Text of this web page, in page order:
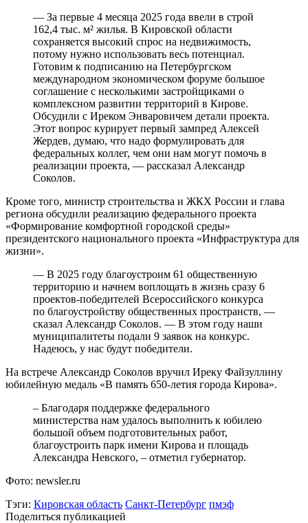
— За первые 4 месяца 2025 года ввели в строй
162,4 тыс. м² жилья. В Кировской области
сохраняется высокий спрос на недвижимость,
потому нужно использовать весь потенциал.
Готовим к подписанию на Петербургском
международном экономическом форуме большое
соглашение с несколькими застройщиками о
комплексном развитии территорий в Кирове.
Обсудили с Иреком Энваровичем детали проекта.
Этот вопрос курирует первый зампред Алексей
Жердев, думаю, что надо формулировать для
федеральных коллег, чем они нам могут помочь в
реализации проекта, — рассказал Александр
Соколов.
Кроме того, министр строительства и ЖКХ России и глава
региона обсудили реализацию федерального проекта
«Формирование комфортной городской среды»
президентского национального проекта «Инфраструктура для
жизни».
— В 2025 году благоустроим 61 общественную
территорию и начнем воплощать в жизнь сразу 6
проектов-победителей Всероссийского конкурса
по благоустройству общественных пространств, —
сказал Александр Соколов. — В этом году наши
муниципалитеты подали 9 заявок на конкурс.
Надеюсь, у нас будут победители.
На встрече Александр Соколов вручил Иреку Файзуллину
юбилейную медаль «В память 650-летия города Кирова».
– Благодаря поддержке федерального
министерства нам удалось выполнить к юбилею
большой объем подготовительных работ,
благоустроить парк имени Кирова и площадь
Александра Невского, – отметил губернатор.
Фото: newsler.ru
Тэги: Кировская область Санкт-Петербург пмэф
Поделиться публикацией